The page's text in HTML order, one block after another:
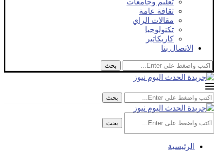
تعليم وجامعات
ثقافة عامة
مقالات الراي
تكنولوجيا
كاريكاتير
الاتصال بنا
بحث
بحث
بحث
الرئيسية